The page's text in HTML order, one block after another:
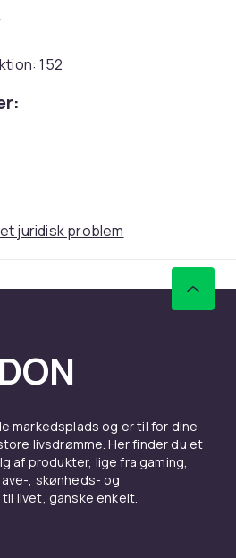
152
nederst i auktionen inden
af stærkt, åndbart
hurtigt.
bringe en ung
af glæde.
juridisk problem
markedsplads og er til for dine
livsdrømme. Her finder du et
af produkter, lige fra gaming,
, skønheds- og
livet, ganske enkelt.